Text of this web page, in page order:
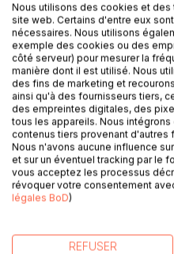
Il a commencé à sculpter à
demi-siècle. Pourtant il ne
quelques années ; et
modestie (fausse, ou vraie),
et refus d’être catalogué ?
de trouver la clé de cet
philosophe à la recherche
Rodin ou Giacometti.
Je ne prétends pas imposer
d’ailleurs, aux questions, je
Ou des hypothèses…
Nous utilisons des cookies et
site web. Certains d'entre eux
nécessaires. Nous utilisons
exemple des cookies ou des
côté serveur) pour mesurer la
manière dont il est utilisé. Nous
des fins de marketing et
ainsi qu'à des fournisseurs tiers,
des empreintes digitales, des
tous les appareils. Nous
contenus tiers provenant
Nous n'avons aucune influence
et sur un éventuel tracking par le
vous acceptez les processus
révoquer votre consentement
légales BoD)
REFUSER